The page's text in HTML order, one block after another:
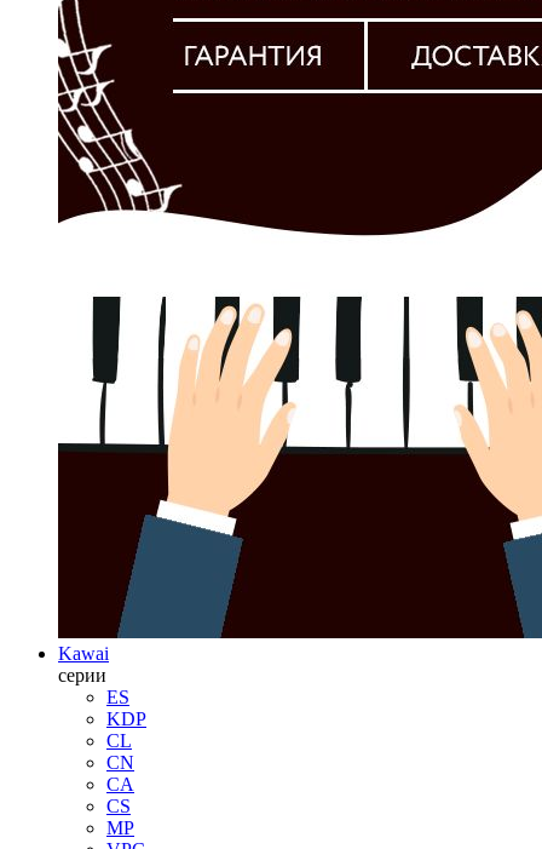
Kawai
серии
ES
KDP
CL
CN
CA
CS
MP